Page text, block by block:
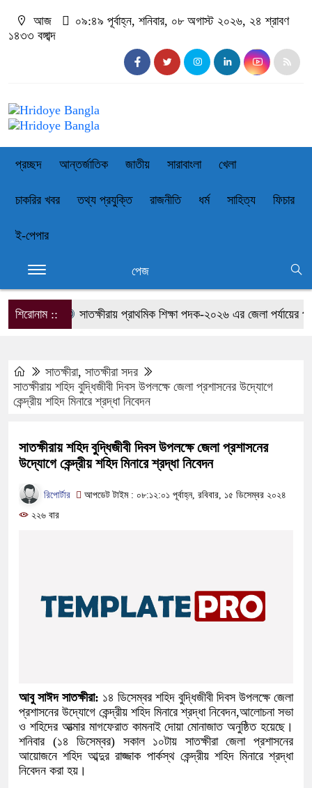
আজ
০৯:৪৯ পূর্বাহ্ন, শনিবার, ০৮ অগাস্ট ২০২৬, ২৪ শ্রাবণ
১৪৩৩ বঙ্গাব্দ
প্রচ্ছদ আন্তর্জাতিক জাতীয় সারাবাংলা খেলা
চাকরির খবর তথ্য প্রযুক্তি রাজনীতি ধর্ম সাহিত্য ফিচার
ই-পেপার
পেজ
শিরোনাম :: সাতক্ষীরায় প্রাথমিক শিক্ষা পদক-২০২৬ এর জেলা পর্যায়ের
সাতক্ষীরা, সাতক্ষীরা সদর
সাতক্ষীরায় শহিদ বুদ্ধিজীবী দিবস উপলক্ষে জেলা প্রশাসনের উদ্যোগে
কেন্দ্রীয় শহিদ মিনারে শ্রদ্ধা নিবেদন
সাতক্ষীরায় শহিদ বুদ্ধিজীবী দিবস উপলক্ষে জেলা প্রশাসনের
উদ্যোগে কেন্দ্রীয় শহিদ মিনারে শ্রদ্ধা নিবেদন
রিপোর্টার
আপডেট টাইম : ০৮:১২:০১ পূর্বাহ্ন, রবিবার, ১৫ ডিসেম্বর ২০২৪
২২৬ বার
আবু সাঈদ সাতক্ষীরা: ১৪ ডিসেম্বর শহিদ বুদ্ধিজীবী দিবস উপলক্ষে জেলা
প্রশাসনের উদ্যোগে কেন্দ্রীয় শহিদ মিনারে শ্রদ্ধা নিবেদন,আলোচনা সভা
ও শহিদের আত্মার মাগফেরাত কামনাই দোয়া মোনাজাত অনুষ্ঠিত হয়েছে।
শনিবার (১৪ ডিসেম্বর) সকাল ১০টায় সাতক্ষীরা জেলা প্রশাসনের
আয়োজনে শহিদ আব্দুর রাজ্জাক পার্কস্থ কেন্দ্রীয় শহিদ মিনারে শ্রদ্ধা
নিবেদন করা হয়।